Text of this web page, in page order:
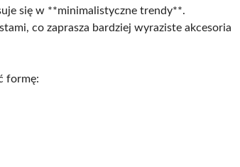
się w **minimalistyczne trendy**.
co zaprasza bardziej wyraziste akcesoria
formę: